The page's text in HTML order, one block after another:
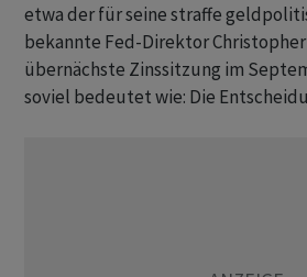
etwa der für seine straffe
bekannte Fed-Direktor
übernächste Zinssitzung im
soviel bedeutet wie: Die